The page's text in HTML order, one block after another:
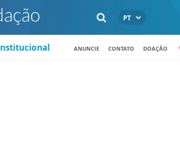
PT
ANUNCIE CONTATO DOAÇÃO